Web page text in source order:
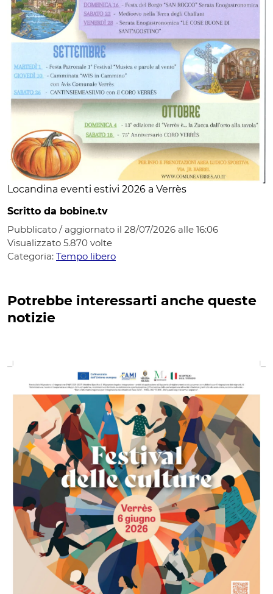
Locandina eventi estivi 2026 a Verrès
Scritto da bobine.tv
Pubblicato / aggiornato il 28/07/2026 alle 16:06
Visualizzato 5.870 volte
Categoria: Tempo libero
Potrebbe interessarti anche queste
notizie